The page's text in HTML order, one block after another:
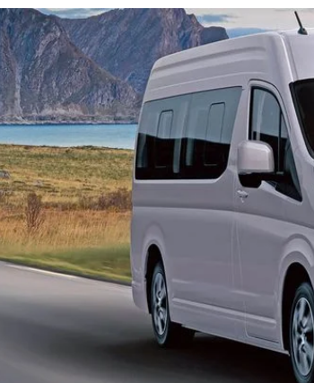
عروض
ك
ا
ت
ا
ل
ن
ل
ل
عروض شركات النقل السياحي